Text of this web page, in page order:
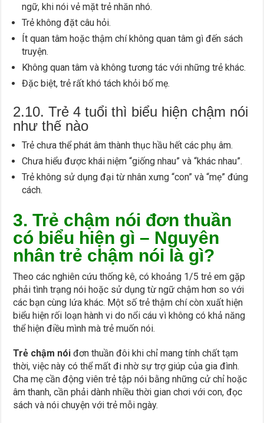
ngữ, khi nói vẻ mặt trẻ nhăn nhó.
Trẻ không đặt câu hỏi.
Ít quan tâm hoặc thậm chí không quan tâm gì đến sách
truyện.
Không quan tâm và không tương tác với những trẻ khác.
Đặc biệt, trẻ rất khó tách khỏi bố mẹ.
2.10. Trẻ 4 tuổi thì biểu hiện chậm nói
như thế nào
Trẻ chưa thể phát âm thành thục hầu hết các phụ âm.
Chưa hiểu được khái niệm “giống nhau” và “khác nhau”.
Trẻ không sử dụng đại từ nhân xưng “con” và “mẹ” đúng
cách.
3. Trẻ chậm nói đơn thuần
có biểu hiện gì – Nguyên
nhân trẻ chậm nói là gì?
Theo các nghiên cứu thống kê, có khoảng 1/5 trẻ em gặp
phải tình trạng nói hoặc sử dụng từ ngữ chậm hơn so với
các bạn cùng lứa khác. Một số trẻ thậm chí còn xuất hiện
biểu hiện rối loạn hành vi do nổi cáu vì không có khả năng
thể hiện điều mình mà trẻ muốn nói.
Trẻ chậm nói đơn thuần đôi khi chỉ mang tính chất tạm
thời, việc này có thể mất đi nhờ sự trợ giúp của gia đình.
Cha mẹ cần động viên trẻ tập nói bằng những cử chỉ hoặc
âm thanh, cần phải dành nhiều thời gian chơi với con, đọc
sách và nói chuyện với trẻ mỗi ngày.